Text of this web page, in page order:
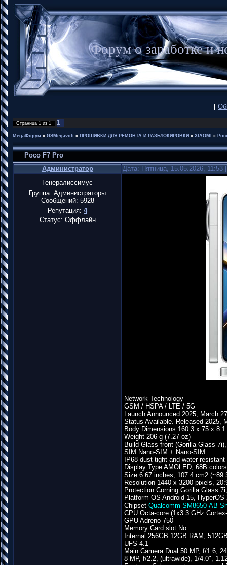
Форум о заработке
[
Страница 1 из 1 1
MegaФорум » GSMegavolt » ПРОШИВКИ ДЛЯ РЕМОНТА И РАЗБЛОКИРОВКИ » XIAOMI »
Poco F7 Pro
Администратор
Дата: Пятница, 15.05.2026,
Генералиссимус
Группа: Администраторы
Сообщений: 5928
Репутация: 4
Статус: Оффлайн
Network Technology
GSM / HSPA / LTE / 5G
Launch Announced 2025, March 27
Status Available. Released 2025,
Body Dimensions 160.3 x 75 x
Weight 206 g (7.27 oz)
Build Glass front (Gorilla Glass
SIM Nano-SIM + Nano-SIM
IP68 dust tight and water
Display Type AMOLED, 68B
Size 6.67 inches, 107.4 cm2
Resolution 1440 x 3200 pixels,
Protection Corning Gorilla Glass
Platform OS Android 15, HyperOS
Chipset Qualcomm SM8650-AB
CPU Octa-core (1x3.3 GHz
GPU Adreno 750
Memory Card slot No
Internal 256GB 12GB RAM,
UFS 4.1
Main Camera Dual 50 MP, f/1.6,
8 MP, f/2.2, (ultrawide), 1/4.0",